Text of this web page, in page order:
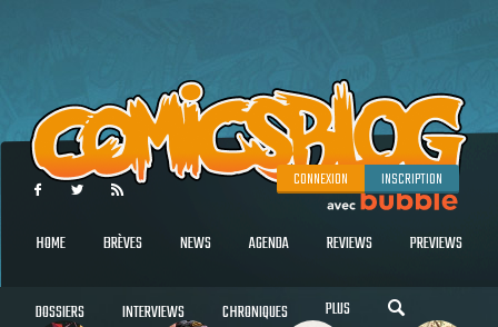
CONNEXION INSCRIPTION
HOME BRÈVES NEWS AGENDA REVIEWS PREVIEWS
DOSSIERS INTERVIEWS CHRONIQUES PLUS